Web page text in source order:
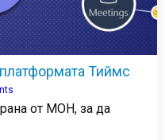
Тиймс
от МОН, за да